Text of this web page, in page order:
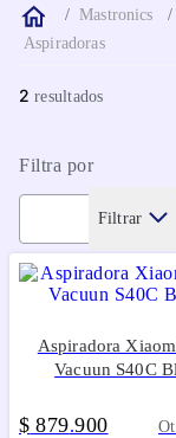
Mastronics
Aspiradoras
2
Filtra por
Filtrar
Aspiradora
Vacuun S40C
$ 879.900